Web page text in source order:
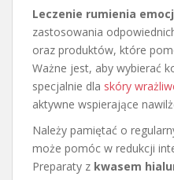
Leczenie rumienia
zastosowania
oraz produktów, które
Ważne jest, aby wybierać
specjalnie dla skóry
aktywne wspierające
Należy pamiętać o
może pomóc w redukcji
Preparaty z kwasem